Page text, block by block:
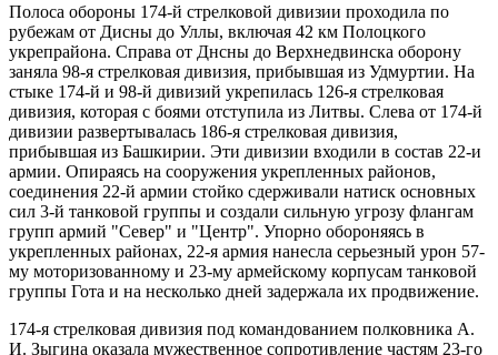
Полоса обороны 174-й стрелковой дивизии проходила по
рубежам от Дисны до Уллы, включая 42 км Полоцкого
укрепрайона. Справа от Днсны до Верхнедвинска оборону
заняла 98-я стрелковая дивизия, прибывшая из Удмуртии. На
стыке 174-й и 98-й дивизий укрепилась 126-я стрелковая
дивизия, которая с боями отступила из Литвы. Слева от 174-й
дивизии развертывалась 186-я стрелковая дивизия,
прибывшая из Башкирии. Эти дивизии входили в состав 22-и
армии. Опираясь на сооружения укрепленных районов,
соединения 22-й армии стойко сдерживали натиск основных
сил 3-й танковой группы и создали сильную угрозу флангам
групп армий "Север" и "Центр". Упорно обороняясь в
укрепленных районах, 22-я армия нанесла серьезный урон 57-
му моторизованному и 23-му армейскому корпусам танковой
группы Гота и на несколько дней задержала их продвижение.
174-я стрелковая дивизия под командованием полковника А.
И. Зыгина оказала мужественное сопротивление частям 23-го